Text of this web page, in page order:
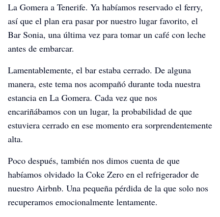
La Gomera a Tenerife. Ya habíamos reservado el ferry,
así que el plan era pasar por nuestro lugar favorito, el
Bar Sonia, una última vez para tomar un café con leche
antes de embarcar.
Lamentablemente, el bar estaba cerrado. De alguna
manera, este tema nos acompañó durante toda nuestra
estancia en La Gomera. Cada vez que nos
encariñábamos con un lugar, la probabilidad de que
estuviera cerrado en ese momento era sorprendentemente
alta.
Poco después, también nos dimos cuenta de que
habíamos olvidado la Coke Zero en el refrigerador de
nuestro Airbnb. Una pequeña pérdida de la que solo nos
recuperamos emocionalmente lentamente.